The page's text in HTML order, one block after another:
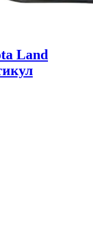
Land